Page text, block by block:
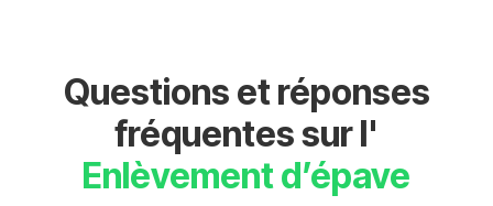
Questions et réponses
fréquentes sur l'
Enlèvement d’épave